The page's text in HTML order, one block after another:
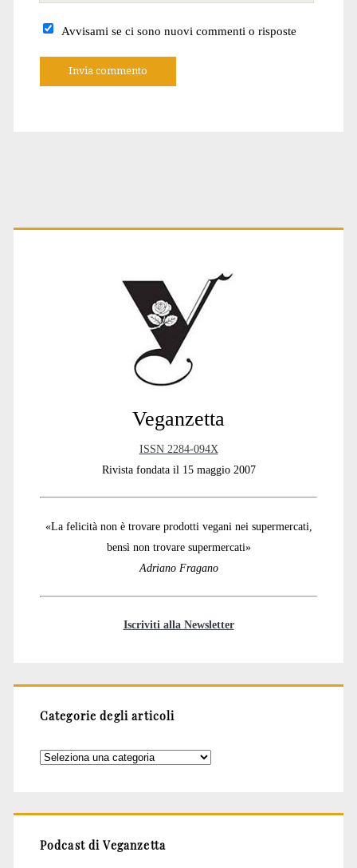
Avvisami se ci sono nuovi commenti o risposte
i
Primary
Veganzetta
ISSN 2284-094X
Rivista fondata il 15 maggio 2007
«La felicità non è trovare prodotti vegani nei supermercati,
bensì non trovare supermercati»
Adriano Fragano
Iscriviti alla Newsletter
Categorie degli articoli
Categorie
Podcast di Veganzetta